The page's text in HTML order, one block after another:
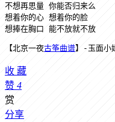
不想再思量 你能否归来么
想着你的心 想着你的脸
想捧在胸口 能不放就不放
【北京一夜古筝曲谱
收 藏
赞 4
赏
分享